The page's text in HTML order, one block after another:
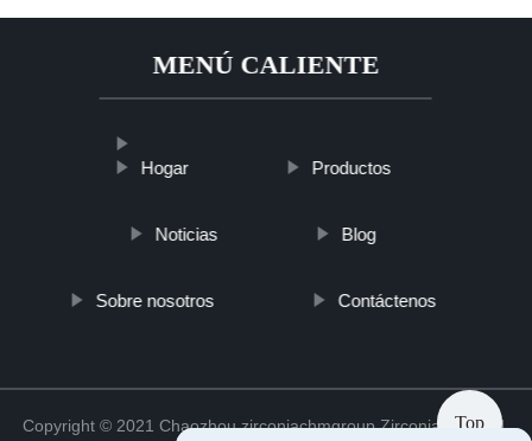
MENÚ CALIENTE
Hogar Productos
Noticias Blog
Sobre nosotros Contáctenos
Copyright © 2021 Chaozhou zirconiachmgroup Zirconia Co., Ltd.
Top